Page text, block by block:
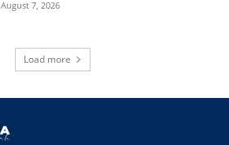
August 7, 2026
Load more